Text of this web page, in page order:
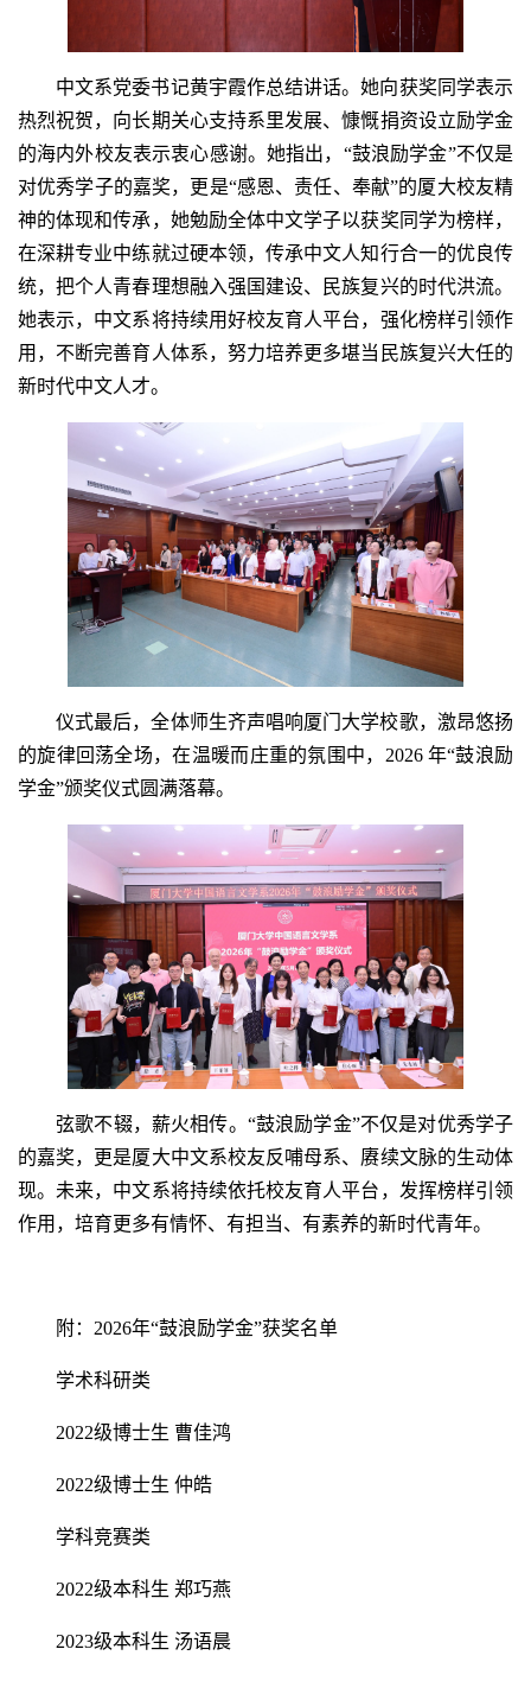
中文系党委书记黄宇霞作总结讲话。她向获奖同学表示
热烈祝贺，向长期关心支持系里发展、慷慨捐资设立励学金
的海内外校友表示衷心感谢。她指出，“鼓浪励学金”不仅是
对优秀学子的嘉奖，更是“感恩、责任、奉献”的厦大校友精
神的体现和传承，她勉励全体中文学子以获奖同学为榜样，
在深耕专业中练就过硬本领，传承中文人知行合一的优良传
统，把个人青春理想融入强国建设、民族复兴的时代洪流。
她表示，中文系将持续用好校友育人平台，强化榜样引领作
用，不断完善育人体系，努力培养更多堪当民族复兴大任的
新时代中文人才。
仪式最后，全体师生齐声唱响厦门大学校歌，激昂悠扬
的旋律回荡全场，在温暖而庄重的氛围中，2026 年“鼓浪励
学金”颁奖仪式圆满落幕。
弦歌不辍，薪火相传。“鼓浪励学金”不仅是对优秀学子
的嘉奖，更是厦大中文系校友反哺母系、赓续文脉的生动体
现。未来，中文系将持续依托校友育人平台，发挥榜样引领
作用，培育更多有情怀、有担当、有素养的新时代青年。
附：2026年“鼓浪励学金”获奖名单
学术科研类
2022级博士生 曹佳鸿
2022级博士生 仲皓
学科竞赛类
2022级本科生 郑巧燕
2023级本科生 汤语晨